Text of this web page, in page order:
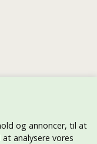
og annoncer, til at
analysere vores